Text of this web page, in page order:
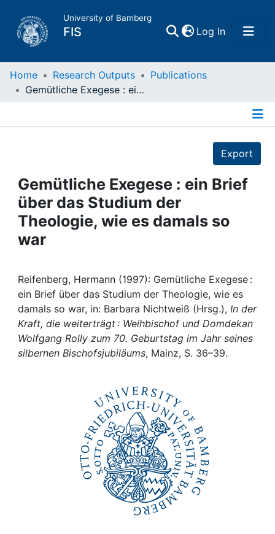
University of Bamberg
FIS Log In(current)
Home
Projects
People
Institutions
Awards
My FIS
Help
Home Research Outputs
Publications
Gemütliche Exegese : ein Brief über das Studium der Theologie, wie es damals so war
Export
Gemütliche Exegese : ein Brief
über das Studium der
Theologie, wie es damals so
war
Reifenberg, Hermann (1997): Gemütliche Exegese :
ein Brief über das Studium der Theologie, wie es
damals so war, in: Barbara Nichtweiß (Hrsg.), In der
Kraft, die weiterträgt : Weihbischof und Domdekan
Wolfgang Rolly zum 70. Geburtstag im Jahr seines
silbernen Bischofsjubiläums, Mainz, S. 36–39.